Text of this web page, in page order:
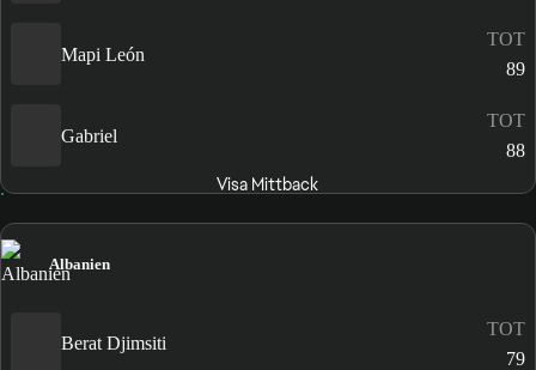
Mapi León
TOT
89
Gabriel
TOT
88
Visa Mittback
Albanien
Berat Djimsiti
TOT
79